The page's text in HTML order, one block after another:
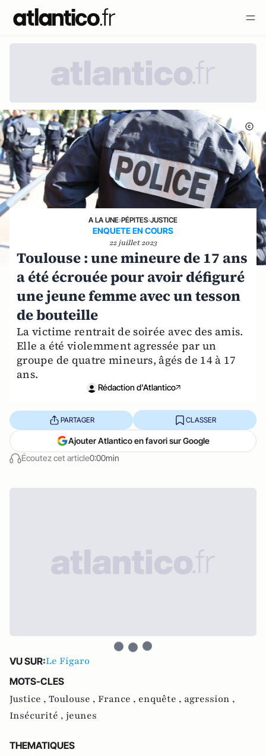
A LA UNE›PÉPITES›JUSTICE
ENQUETE EN COURS
22 juillet 2023
Toulouse : une mineure de 17 ans
a été écrouée pour avoir défiguré
une jeune femme avec un tesson
de bouteille
La victime rentrait de soirée avec des amis.
Elle a été violemment agressée par un
groupe de quatre mineurs, âgés de 14 à 17
ans.
Rédaction d'Atlantico
Écoutez cet article0:00min
PARTAGER CLASSER
Ajouter Atlantico en favori sur Google
VU SUR:Le Figaro
MOTS-CLES
Justice , Toulouse , France , enquête , agression ,
Insécurité , jeunes
THEMATIQUES